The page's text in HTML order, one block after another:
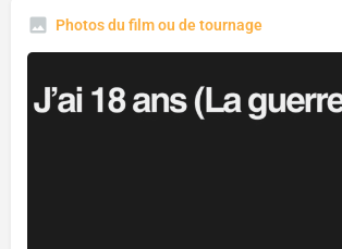
Photos du film ou de tournage